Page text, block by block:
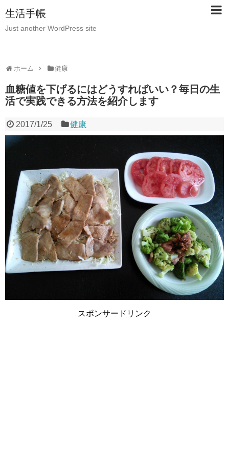
生活手帳
Just another WordPress site
ホーム 健康
血糖値を下げるにはどうすればいい？毎日の生
活で実践できる方法を紹介します
2017/1/25 健康
スポンサードリンク